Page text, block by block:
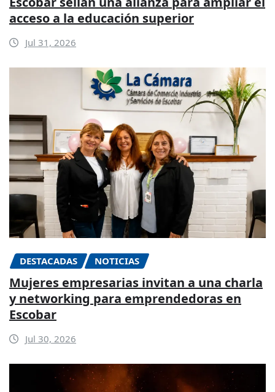
acceso a la educación superior
Jul 31, 2026
DESTACADAS NOTICIAS
Mujeres empresarias invitan a una charla
y networking para emprendedoras en
Escobar
Jul 30, 2026